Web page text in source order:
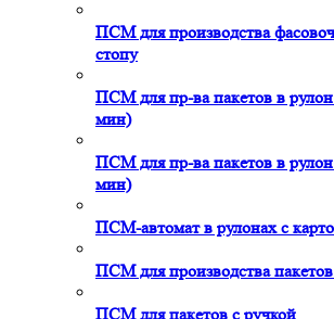
ПСМ для производства
стопу
ПСМ для пр-ва пакетов в
мин)
ПСМ для пр-ва пакетов в
мин)
ПСМ-автомат в рулонах с
ПСМ для производства
ПСМ для пакетов с ручкой